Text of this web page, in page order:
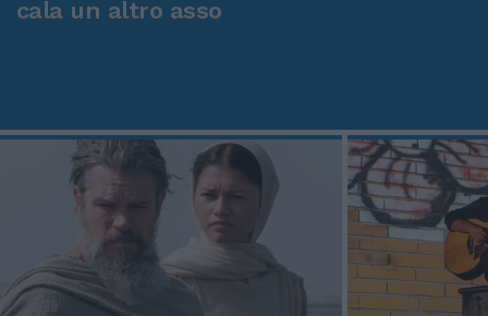
cala un altro asso